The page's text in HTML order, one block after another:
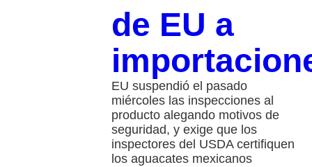
de EU a
EU suspendió el pasado
miércoles las inspecciones al
producto alegando motivos de
seguridad, y exige que los
inspectores del USDA certifiquen
los aguacates mexicanos